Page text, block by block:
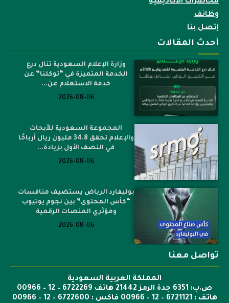
وظائف
إتصل بنا
أحدث المقالات
وزارة الإعلام السعودية تنال درع
الخدمة المتميزة في “توكلنا” عن
خدمة الاستعلام عن...
2026-08-06
المجموعة السعودية للأبحاث
والإعلام تحقق 34.8 مليون ريال أرباحًا
في النصف الأول بزيادة...
2026-08-06
بوليفارد الرياض يستضيف منافسات
“كأس المحتوى” بين نجوم يوتيوب
ومؤثري المنصات الرقمية
2026-08-06
تواصل معنا
المملكة العربية السعودية
ص.ب: 6351 جدة الرمز 21442 هاتف 6722269 – 12 – 00966
هاتف : 6721121 – 12 – 00966 فاكس : 6722600 – 12 – 00966